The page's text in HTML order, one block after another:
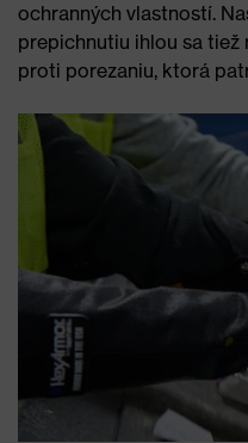
ochranných vlastností.
prepichnutiu ihlou sa
proti porezaniu, ktorá